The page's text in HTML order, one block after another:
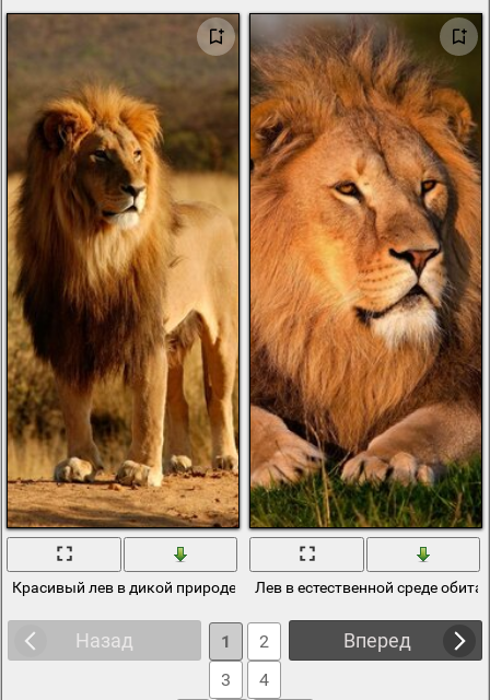
Красивый лев в дикой природе Лев в естественной среде
Назад Вперед
1
2
3
4